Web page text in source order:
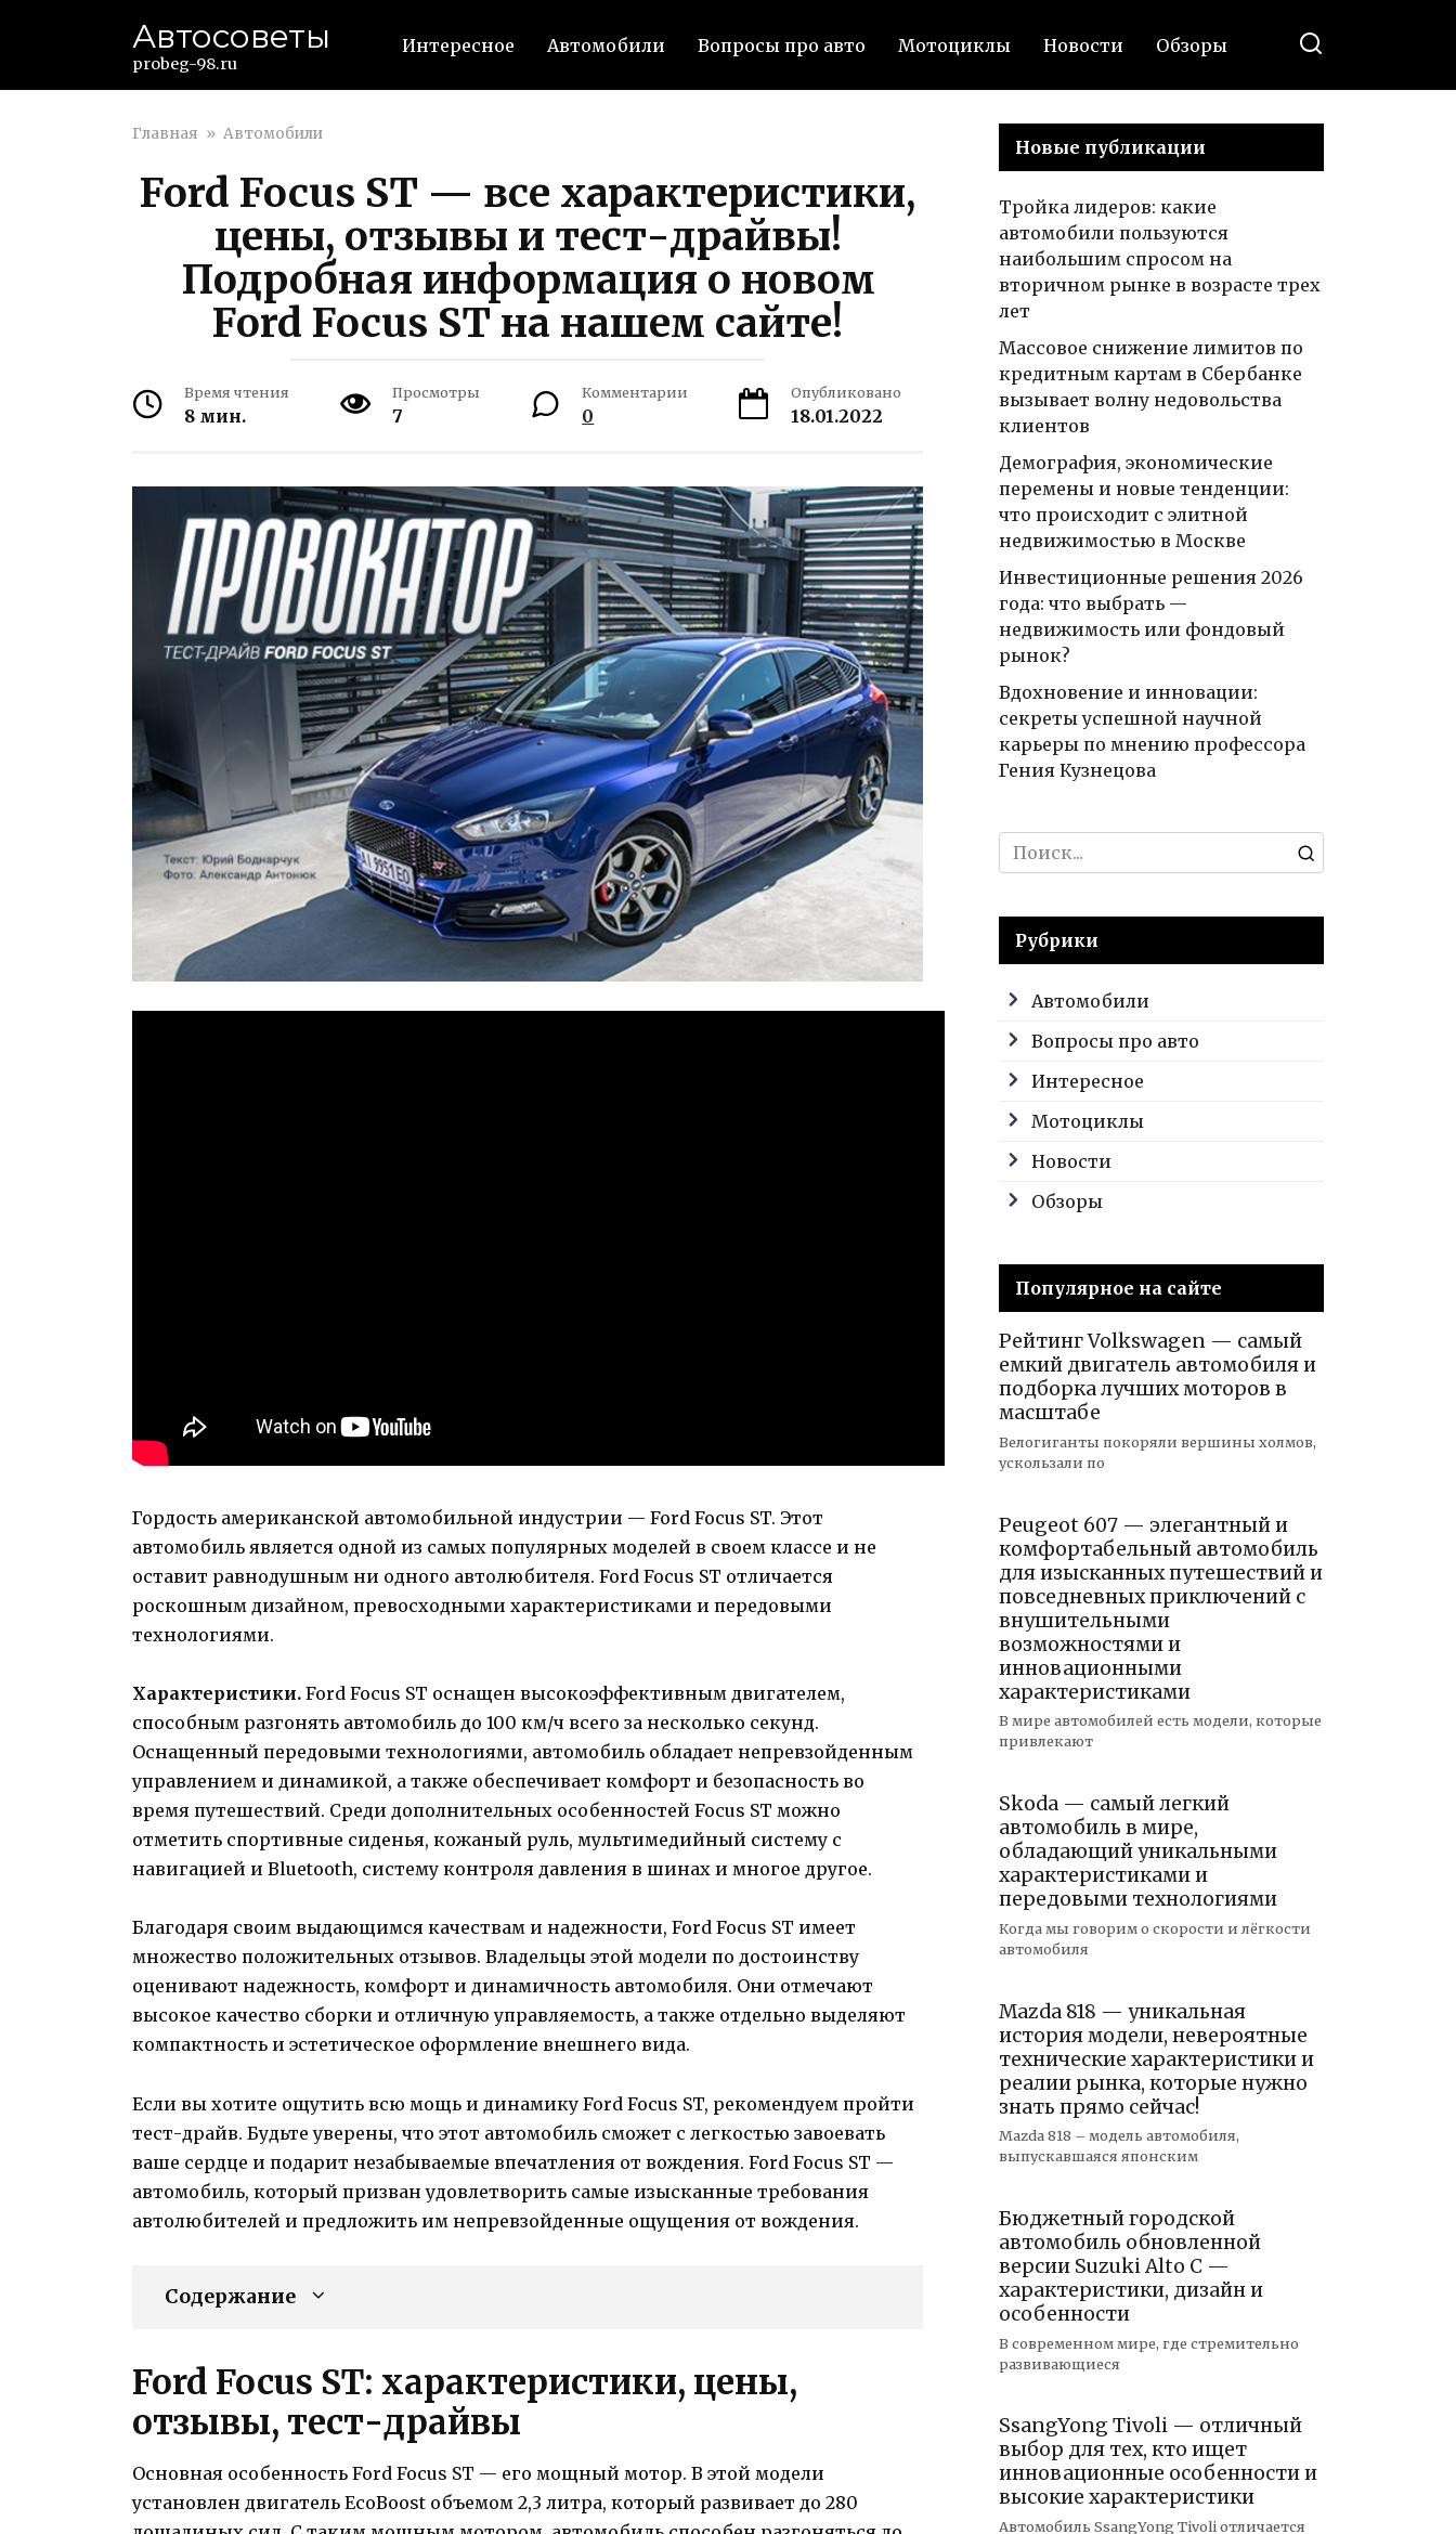
Автосоветы
probeg-98.ru
Интересное Автомобили Вопросы про авто Мотоциклы Новости Обзоры
Главная » Автомобили
Ford Focus ST — все характеристики,
цены, отзывы и тест-драйвы!
Подробная информация о новом
Ford Focus ST на нашем сайте!
Время чтения
8 мин.
Просмотры
7
Комментарии
0
Опубликовано
18.01.2022
Гордость американской автомобильной индустрии — Ford Focus ST. Этот
автомобиль является одной из самых популярных моделей в своем классе и не
оставит равнодушным ни одного автолюбителя. Ford Focus ST отличается
роскошным дизайном, превосходными характеристиками и передовыми
технологиями.
Характеристики. Ford Focus ST оснащен высокоэффективным двигателем,
способным разгонять автомобиль до 100 км/ч всего за несколько секунд.
Оснащенный передовыми технологиями, автомобиль обладает непревзойденным
управлением и динамикой, а также обеспечивает комфорт и безопасность во
время путешествий. Среди дополнительных особенностей Focus ST можно
отметить спортивные сиденья, кожаный руль, мультимедийный систему с
навигацией и Bluetooth, систему контроля давления в шинах и многое другое.
Благодаря своим выдающимся качествам и надежности, Ford Focus ST имеет
множество положительных отзывов. Владельцы этой модели по достоинству
оценивают надежность, комфорт и динамичность автомобиля. Они отмечают
высокое качество сборки и отличную управляемость, а также отдельно выделяют
компактность и эстетическое оформление внешнего вида.
Если вы хотите ощутить всю мощь и динамику Ford Focus ST, рекомендуем пройти
тест-драйв. Будьте уверены, что этот автомобиль сможет с легкостью завоевать
ваше сердце и подарит незабываемые впечатления от вождения. Ford Focus ST —
автомобиль, который призван удовлетворить самые изысканные требования
автолюбителей и предложить им непревзойденные ощущения от вождения.
Содержание
Ford Focus ST: характеристики, цены,
отзывы, тест-драйвы
Основная особенность Ford Focus ST — его мощный мотор. В этой модели
установлен двигатель EcoBoost объемом 2,3 литра, который развивает до 280
Новые публикации
Тройка лидеров: какие
автомобили пользуются
наибольшим спросом на
вторичном рынке в возрасте трех
лет
Массовое снижение лимитов по
кредитным картам в Сбербанке
вызывает волну недовольства
клиентов
Демография, экономические
перемены и новые тенденции:
что происходит с элитной
недвижимостью в Москве
Инвестиционные решения 2026
года: что выбрать —
недвижимость или фондовый
рынок?
Вдохновение и инновации:
секреты успешной научной
карьеры по мнению профессора
Гения Кузнецова
Search
for:
Рубрики
Автомобили
Вопросы про авто
Интересное
Мотоциклы
Новости
Обзоры
Популярное на сайте
Рейтинг Volkswagen — самый
емкий двигатель автомобиля и
подборка лучших моторов в
масштабе
Велогиганты покоряли вершины холмов,
ускользали по
Peugeot 607 — элегантный и
комфортабельный автомобиль
для изысканных путешествий и
повседневных приключений с
внушительными
возможностями и
инновационными
характеристиками
В мире автомобилей есть модели, которые
привлекают
Skoda — самый легкий
автомобиль в мире,
обладающий уникальными
характеристиками и
передовыми технологиями
Когда мы говорим о скорости и лёгкости
автомобиля
Mazda 818 — уникальная
история модели, невероятные
технические характеристики и
реалии рынка, которые нужно
знать прямо сейчас!
Mazda 818 – модель автомобиля,
выпускавшаяся японским
Бюджетный городской
автомобиль обновленной
версии Suzuki Alto C —
характеристики, дизайн и
особенности
В современном мире, где стремительно
развивающиеся
SsangYong Tivoli — отличный
выбор для тех, кто ищет
инновационные особенности и
высокие характеристики
Автомобиль SsangYong Tivoli отличается